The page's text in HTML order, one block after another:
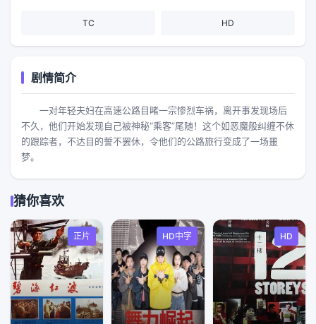
TC HD
剧情简介
一对年轻夫妇在高速公路目睹一宗惨烈车祸，离开事发现场后
不久，他们开始发现自己被神秘“乘客”尾随！这个如恶魔般纠缠不休
的跟踪者，不达目的誓不罢休，令他们的公路旅行变成了一场噩
梦。
猜你喜欢
正片 HD中字 HD